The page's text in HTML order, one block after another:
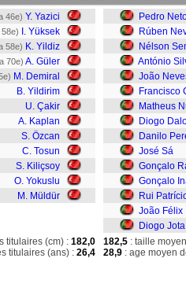
46e) Y. Yazici
I. Yüksek
58e) K. Yildiz
70e) A. Güler
M. Demiral
B. Yildirim
U. Çakir
A. Kaplan
S. Özcan
C. Tosun
S. Kiliçsoy
O. Yokuslu
M. Müldür
Pedro
Rúben
Nélson
António
João
Francisco
Matheus
Diogo
Danilo
José Sá
Gonçalo
Gonçalo
Rui
João Félix
Diogo Jota
titulaires (cm) : 182,0
titulaires (ans) : 26,4
182,5 : taille
28,9 : age moyen